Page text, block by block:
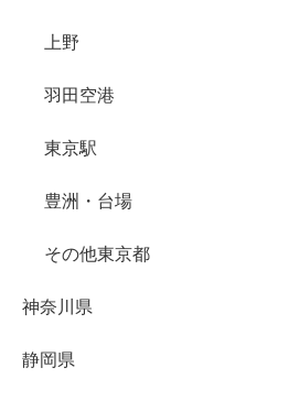
上野
羽田空港
東京駅
豊洲・台場
その他東京都
神奈川県
静岡県